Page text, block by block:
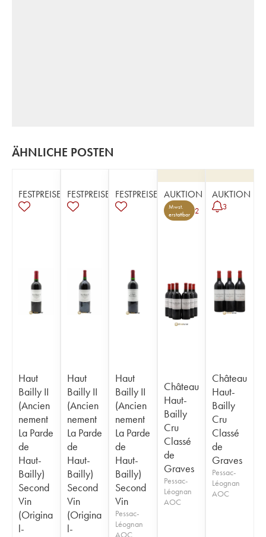
ÄHNLICHE POSTEN
FESTPREISE
Haut
Bailly II
(Ancien
nement
La Parde
de
Haut-
Bailly)
Second
Vin
(Origina
l-
FESTPREISE
Haut
Bailly II
(Ancien
nement
La Parde
de
Haut-
Bailly)
Second
Vin
(Origina
l-
FESTPREISE
Haut
Bailly II
(Ancien
nement
La Parde
de
Haut-
Bailly)
Second
Vin
Pessac-
Léognan
AOC
AUKTION
Mwst.
erstattbar
2
Château
Haut-
Bailly
Cru
Classé
de
Graves
Pessac-
Léognan
AOC
AUKTION
3
Château
Haut-
Bailly
Cru
Classé
de
Graves
Pessac-
Léognan
AOC